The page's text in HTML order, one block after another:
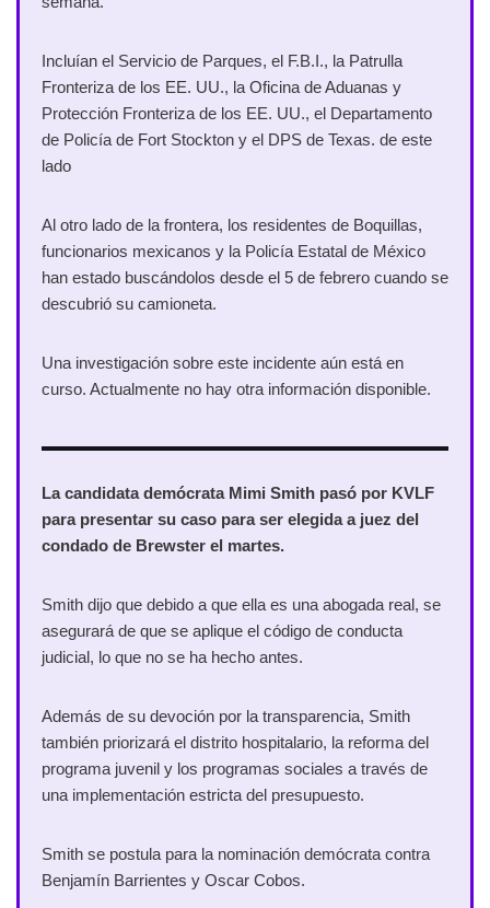
Incluían el Servicio de Parques, el F.B.I., la Patrulla
Fronteriza de los EE. UU., la Oficina de Aduanas y
Protección Fronteriza de los EE. UU., el Departamento
de Policía de Fort Stockton y el DPS de Texas. de este
lado
Al otro lado de la frontera, los residentes de Boquillas,
funcionarios mexicanos y la Policía Estatal de México
han estado buscándolos desde el 5 de febrero cuando se
descubrió su camioneta.
Una investigación sobre este incidente aún está en
curso. Actualmente no hay otra información disponible.
La candidata demócrata Mimi Smith pasó por KVLF
para presentar su caso para ser elegida a juez del
condado de Brewster el martes.
Smith dijo que debido a que ella es una abogada real, se
asegurará de que se aplique el código de conducta
judicial, lo que no se ha hecho antes.
Además de su devoción por la transparencia, Smith
también priorizará el distrito hospitalario, la reforma del
programa juvenil y los programas sociales a través de
una implementación estricta del presupuesto.
Smith se postula para la nominación demócrata contra
Benjamín Barrientes y Oscar Cobos.